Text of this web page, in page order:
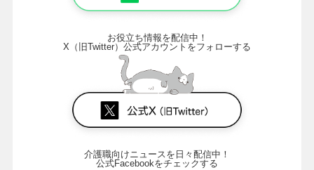
お役立ち情報を配信中！
X（旧Twitter）公式アカウントをフォローする
介護職向けニュースを日々配信中！
公式Facebookをチェックする